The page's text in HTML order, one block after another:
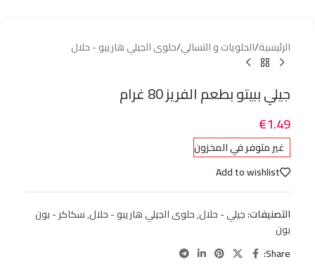
الرئيسية/الحلويات و التسالي/حلوى الجيلي هاريبو - حلال
جيلي ببيتو بطعم الفريز 80 غرام
€1.49
غير متوفر في المخزون
Add to wishlist
التصنيفات:جيلي - حلال,حلوى الجيلي هاريبو - حلال,سكاكر - بون
بون
Share: